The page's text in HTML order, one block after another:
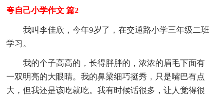
夸自己小学作文 篇2
我叫李佳欣，今年9岁了，在交通路小学三年级二班
学习。
我的个子高高的，长得胖胖的，浓浓的眉毛下面有
一双明亮的大眼睛。我的鼻梁细巧挺秀，只是嘴巴有点
大，但我还是该吃就吃。我有时候话很多，让人觉得很